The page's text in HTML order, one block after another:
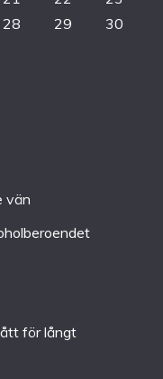
28 29
30
vän
för långt